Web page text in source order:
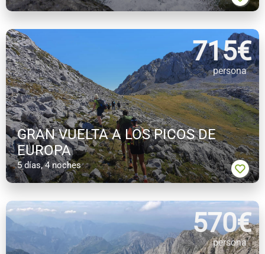
715€
persona
GRAN VUELTA A LOS PICOS DE
EUROPA
5 días, 4 noches
570€
persona